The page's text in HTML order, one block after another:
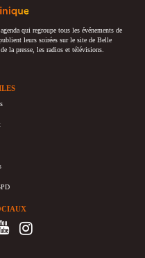
qui regroupe tous les événements de
leurs soirées sur le site de Belle
la presse, les radios et télévisions.